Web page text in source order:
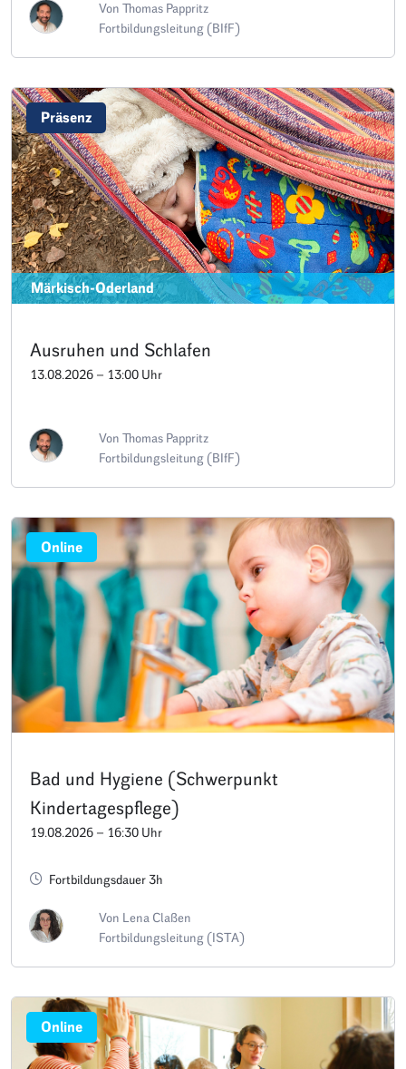
Von Thomas Pappritz
Fortbildungsleitung (BIfF)
Präsenz
Märkisch-Oderland
Ausruhen und Schlafen
13.08.2026 – 13:00 Uhr
Von Thomas Pappritz
Fortbildungsleitung (BIfF)
Online
Bad und Hygiene (Schwerpunkt
Kindertagespflege)
19.08.2026 – 16:30 Uhr
Fortbildungsdauer 3h
Von Lena Claßen
Fortbildungsleitung (ISTA)
Online